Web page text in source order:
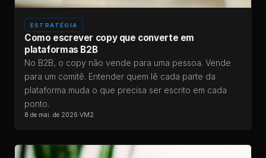
ESTRATÉGIA
Como escrever copy que converte em
plataformas B2B
No B2B, o copy não vende para uma pessoa. Vende
para um comitê. Entender quem lê cada parte da
plataforma muda o que precisa ser escrito em cada
ponto.
8 de mai. de 2026·VM2